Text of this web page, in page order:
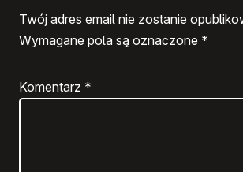
Twój adres email nie zostanie
Wymagane pola są oznaczone *
Komentarz *